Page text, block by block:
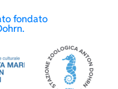
fondato